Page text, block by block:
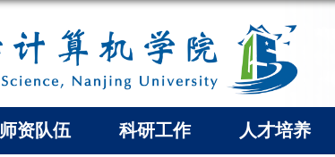
师资队伍 科研工作 人才培养